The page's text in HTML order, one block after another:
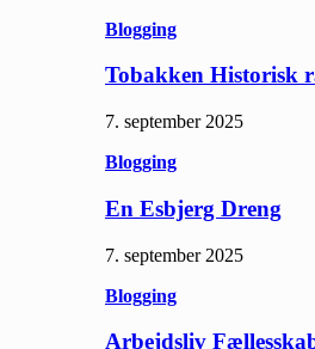
Blogging
Tobakken Historisk
7. september 2025
Blogging
En Esbjerg Dreng
7. september 2025
Blogging
Arbejdsliv